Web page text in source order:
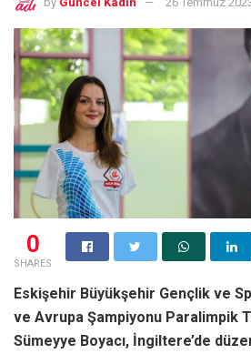
0
SHARES
Eskişehir Büyükşehir Gençlik ve
ve Avrupa Şampiyonu Paralimpik
Sümeyye Boyacı, İngiltere’de